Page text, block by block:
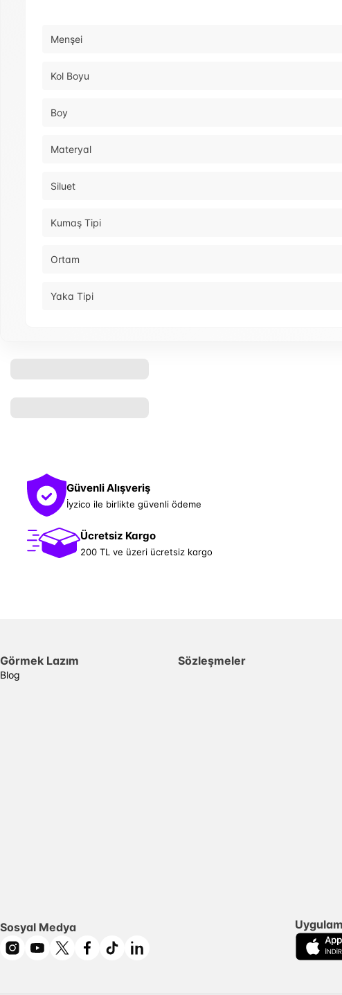
Menşei
Kol Boyu
Boy
Materyal
Siluet
Kumaş Tipi
Ortam
Yaka Tipi
Güvenli Alışveriş
İyzico ile birlikte güvenli ödeme
Ücretsiz Kargo
200 TL ve üzeri ücretsiz kargo
Görmek Lazım
Blog
Sözleşmeler
Sosyal Medya